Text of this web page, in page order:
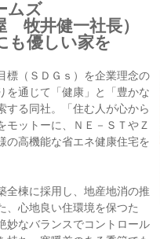
ムズ
牧井健一社長）
も優しい家を
標（ＳＤＧｓ）を企業理念の
を通じて「健康」と「豊かな
する同社。「住む人が心から
モットーに、ＮＥ－ＳＴやＺ
の高機能な省エネ健康住宅を
棟に採用し、地産地消の推
、心地良い住環境を保つた
妙なバランスでコントロール